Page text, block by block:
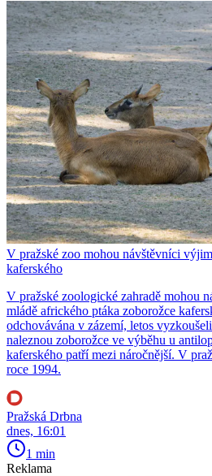
V pražské zoo mohou návštěvníci
kaferského
V pražské zoologické zahradě mohou
mládě afrického ptáka zoborožce
odchovávána v zázemí, letos
naleznou zoborožce ve výběhu u
kaferského patří mezi náročnější. V
roce 1994.
Pražská Drbna
dnes, 16:01
1 min
Reklama